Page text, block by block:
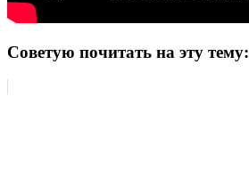
Советую почитать на эту тему: